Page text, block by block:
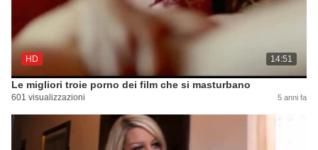
HD 14:51
Le migliori troie porno dei film che si masturbano
601 visualizzazioni 5 anni fa